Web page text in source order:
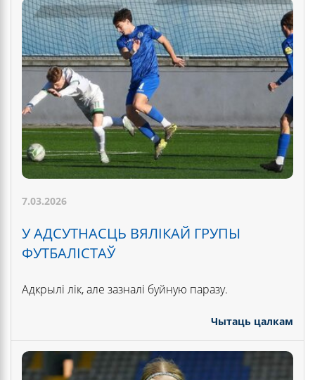
7.03.2026
У АДСУТНАСЦЬ ВЯЛІКАЙ ГРУПЫ
ФУТБАЛІСТАЎ
Адкрылі лік, але зазналі буйную паразу.
Чытаць цалкам